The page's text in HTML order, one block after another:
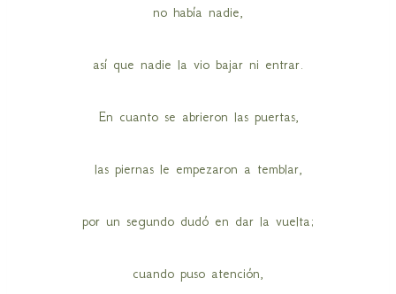
no había nadie,
así que nadie la vio bajar ni entrar.
En cuanto se abrieron las puertas,
las piernas le empezaron a temblar,
por un segundo dudó en dar la vuelta;
cuando puso atención,